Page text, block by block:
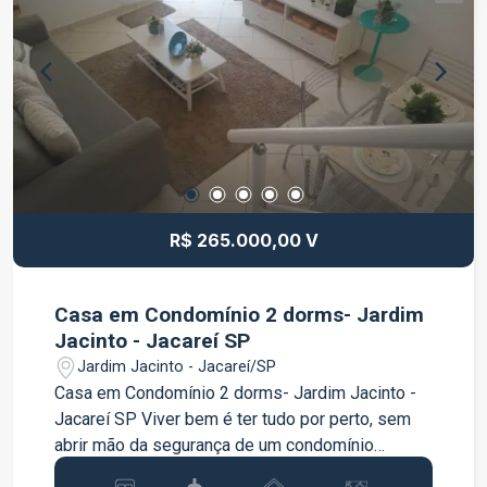
venha conhecer o seu próximo endereço!
FRANÇA IMOBILIÁRIA, A GENTE FACILITA, VOCÊ
REALIZA!
R$ 265.000,00 V
Casa em Condomínio 2 dorms- Jardim
Jacinto - Jacareí SP
Jardim Jacinto - Jacareí/SP
Casa em Condomínio 2 dorms- Jardim Jacinto -
Jacareí SP Viver bem é ter tudo por perto, sem
abrir mão da segurança de um condomínio
fechado. Este sobrado é perfeito para quem